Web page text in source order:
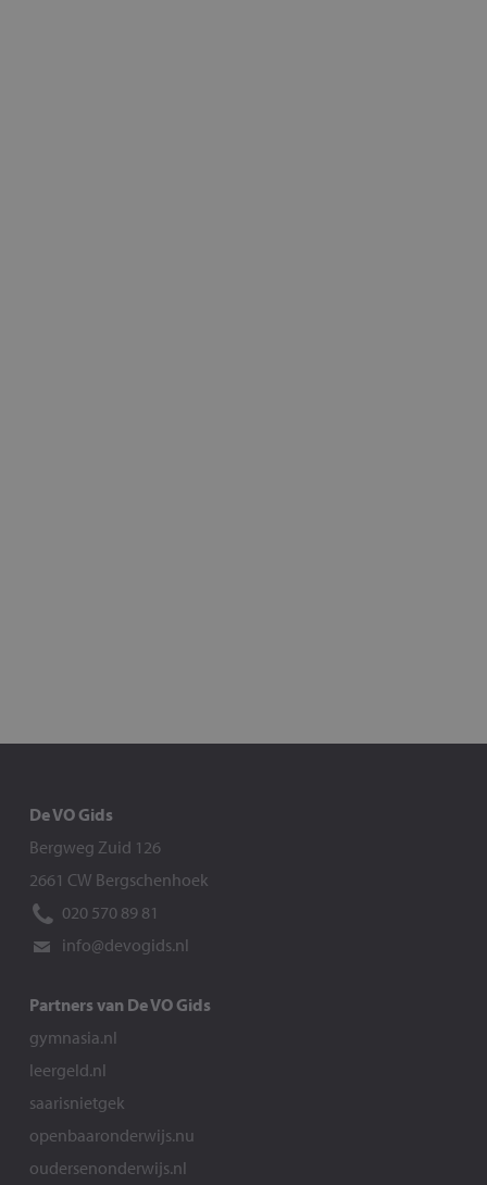
De VO Gids
Bergweg Zuid 126
2661 CW Bergschenhoek
020 570 89 81
info@devogids.nl
Partners van De VO Gids
gymnasia.nl
leergeld.nl
saarisnietgek
openbaaronderwijs.nu
oudersenonderwijs.nl